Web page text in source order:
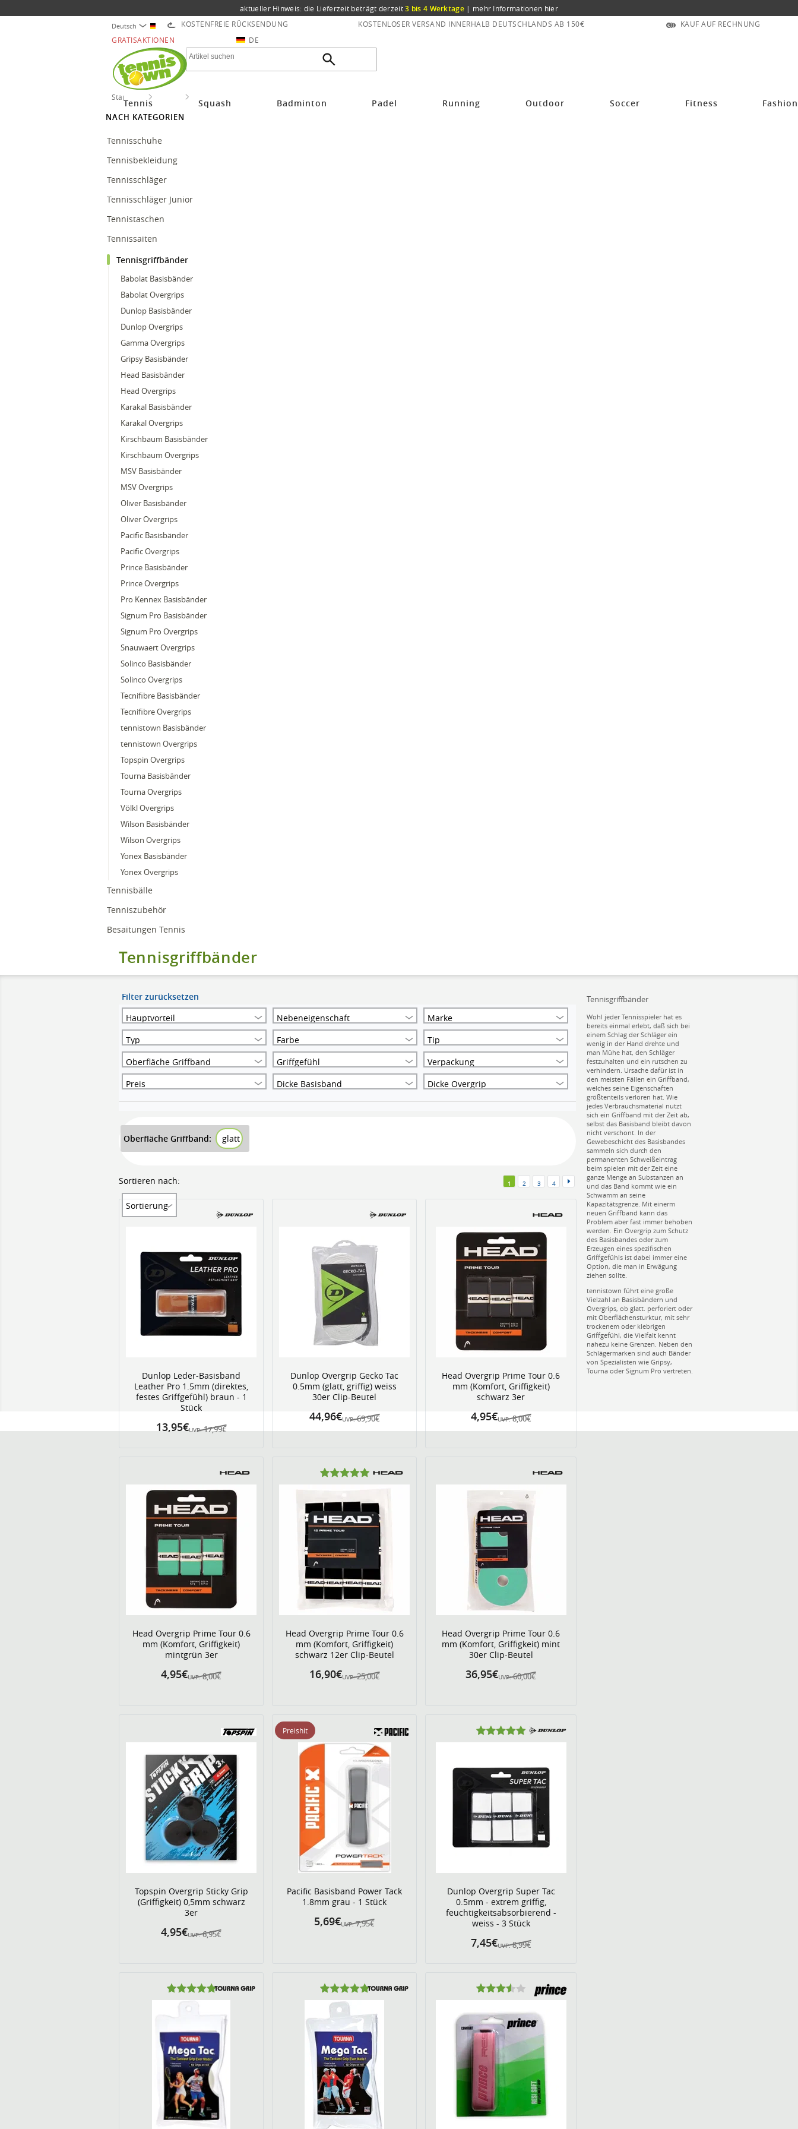
aktueller Hinweis: die Lieferzeit beträgt derzeit3 bis 4 Werktage | mehr Informationen hier
Deutsch KOSTENFREIE RÜCKSENDUNG KOSTENLOSER VERSAND INNERHALB DEUTSCHLANDS AB 150€
KAUF AUF RECHNUNG
GRATISAKTIONEN
DE
Tennis Squash Badminton Padel Running Outdoor Soccer Fitness Fashion
Startseite
NACH KATEGORIEN
Tennisschuhe
Tennisbekleidung
Tennisschläger
Tennisschläger Junior
Tennistaschen
Tennissaiten
Tennisgriffbänder
Babolat Basisbänder
Babolat Overgrips
Dunlop Basisbänder
Dunlop Overgrips
Gamma Overgrips
Gripsy Basisbänder
Head Basisbänder
Head Overgrips
Karakal Basisbänder
Karakal Overgrips
Kirschbaum Basisbänder
Kirschbaum Overgrips
MSV Basisbänder
MSV Overgrips
Oliver Basisbänder
Oliver Overgrips
Pacific Basisbänder
Pacific Overgrips
Prince Basisbänder
Prince Overgrips
Pro Kennex Basisbänder
Signum Pro Basisbänder
Signum Pro Overgrips
Snauwaert Overgrips
Solinco Basisbänder
Solinco Overgrips
Tecnifibre Basisbänder
Tecnifibre Overgrips
tennistown Basisbänder
tennistown Overgrips
Topspin Overgrips
Tourna Basisbänder
Tourna Overgrips
Völkl Overgrips
Wilson Basisbänder
Wilson Overgrips
Yonex Basisbänder
Yonex Overgrips
Tennisbälle
Tenniszubehör
Besaitungen Tennis
Tennisgriffbänder
Filter zurücksetzen
Hauptvorteil
Nebeneigenschaft
Marke
Typ
Farbe
Tip
Oberfläche Griffband
Griffgefühl
Verpackung
Preis
Dicke Basisband Dicke Overgrip
Oberfläche Griffband: glatt
Sortieren nach:
Sortierung
1 2 3 4
Dunlop Leder-Basisband
Leather Pro 1.5mm (direktes,
festes Griffgefühl) braun - 1
Stück
UVP: 17,99€
13,95€
Dunlop Overgrip Gecko Tac
0.5mm (glatt, griffig) weiss
30er Clip-Beutel
UVP: 69,90€
44,96€
Head Overgrip Prime Tour 0.6
mm (Komfort, Griffigkeit)
schwarz 3er
UVP: 8,00€
4,95€
Head Overgrip Prime Tour 0.6
mm (Komfort, Griffigkeit)
mintgrün 3er
UVP: 8,00€
4,95€
Head Overgrip Prime Tour 0.6
mm (Komfort, Griffigkeit)
schwarz 12er Clip-Beutel
UVP: 25,00€
16,90€
Head Overgrip Prime Tour 0.6
mm (Komfort, Griffigkeit) mint
30er Clip-Beutel
UVP: 60,00€
36,95€
Topspin Overgrip Sticky Grip
(Griffigkeit) 0,5mm schwarz
3er
UVP: 6,95€
4,95€
Pacific Basisband Power Tack
1.8mm grau - 1 Stück
UVP: 7,95€
5,69€
Preishit
Dunlop Overgrip Super Tac
0.5mm - extrem griffig,
feuchtigkeitsabsorbierend -
weiss - 3 Stück
UVP: 8,99€
7,45€
Tennisgriffbänder
Wohl jeder Tennisspieler hat es
bereits einmal erlebt, daß sich bei
einem Schlag der Schläger ein
wenig in der Hand drehte und
man Mühe hat, den Schläger
festzuhalten und ein rutschen zu
verhindern. Ursache dafür ist in
den meisten Fällen ein Griffband,
welches seine Eigenschaften
größtenteils verloren hat. Wie
jedes Verbrauchsmaterial nutzt
sich ein Griffband mit der Zeit ab,
selbst das Basisband bleibt davon
nicht verschont. In der
Gewebeschicht des Basisbandes
sammeln sich durch den
permanenten Schweißeintrag
beim spielen mit der Zeit eine
ganze Menge an Substanzen an
und das Band kommt wie ein
Schwamm an seine
Kapazitätsgrenze. Mit einerm
neuen Griffband kann das
Problem aber fast immer behoben
werden. Ein Overgrip zum Schutz
des Basisbandes oder zum
Erzeugen eines spezifischen
Griffgefühls ist dabei immer eine
Option, die man in Erwägung
ziehen sollte.
tennistown führt eine große
Vielzahl an Basisbändern und
Overgrips, ob glatt. perforiert oder
mit Oberflächensturktur, mit sehr
trockenem oder klebrigen
Griffgefühl, die Vielfalt kennt
nahezu keine Grenzen. Neben den
Schlägermarken sind auch Bänder
von Spezialisten wie Gripsy,
Tourna oder Signum Pro vertreten.